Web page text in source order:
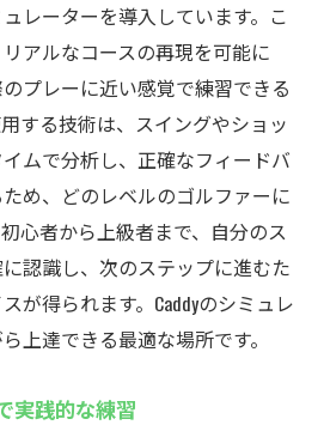
レーターを導入しています。こ
アルなコースの再現を可能に
プレーに近い感覚で練習できる
する技術は、スイングやショッ
ムで分析し、正確なフィードバ
め、どのレベルのゴルファーに
心者から上級者まで、自分のス
認識し、次のステップに進むた
が得られます。Caddyのシミュレ
上達できる最適な場所です。
実践的な練習